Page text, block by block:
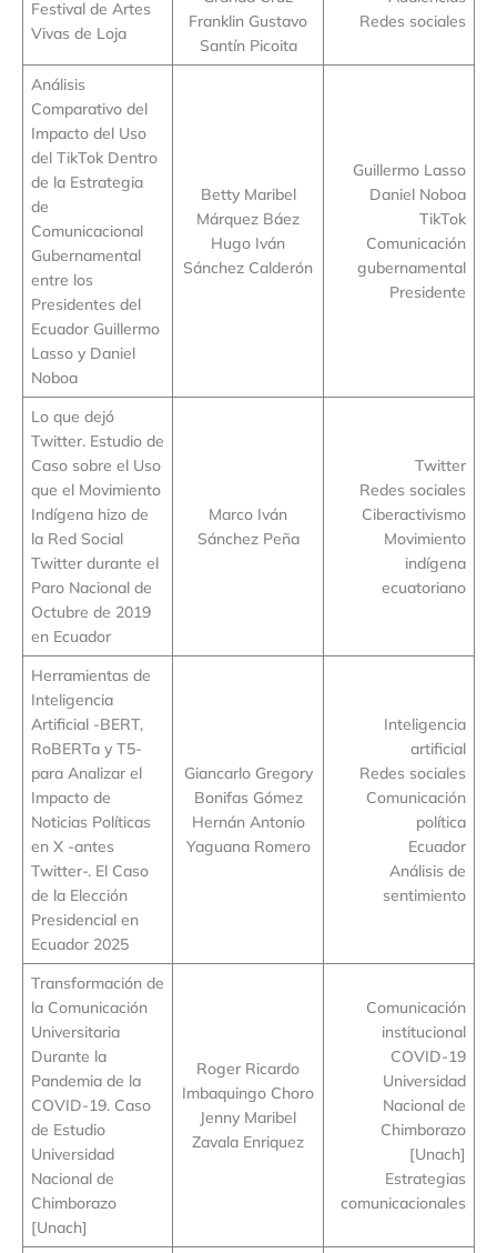
Festival de Artes
Vivas de Loja
Franklin Gustavo
Santín Picoita
Redes sociales
Análisis
Comparativo del
Impacto del Uso
del TikTok Dentro
de la Estrategia
de
Comunicacional
Gubernamental
entre los
Presidentes del
Ecuador Guillermo
Lasso y Daniel
Noboa
Betty Maribel
Márquez Báez
Hugo Iván
Sánchez Calderón
Guillermo Lasso
Daniel Noboa
TikTok
Comunicación
gubernamental
Presidente
Lo que dejó
Twitter. Estudio de
Caso sobre el Uso
que el Movimiento
Indígena hizo de
la Red Social
Twitter durante el
Paro Nacional de
Octubre de 2019
en Ecuador
Marco Iván
Sánchez Peña
Twitter
Redes sociales
Ciberactivismo
Movimiento
indígena
ecuatoriano
Herramientas de
Inteligencia
Artificial -BERT,
RoBERTa y T5-
para Analizar el
Impacto de
Noticias Políticas
en X -antes
Twitter-. El Caso
de la Elección
Presidencial en
Ecuador 2025
Giancarlo Gregory
Bonifas Gómez
Hernán Antonio
Yaguana Romero
Inteligencia
artificial
Redes sociales
Comunicación
política
Ecuador
Análisis de
sentimiento
Transformación de
la Comunicación
Universitaria
Durante la
Pandemia de la
COVID-19. Caso
de Estudio
Universidad
Nacional de
Chimborazo
[Unach]
Roger Ricardo
Imbaquingo Choro
Jenny Maribel
Zavala Enriquez
Comunicación
institucional
COVID-19
Universidad
Nacional de
Chimborazo
[Unach]
Estrategias
comunicacionales